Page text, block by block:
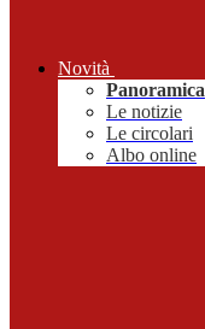
Novità
Panoramica
Le notizie
Le circolari
Albo online